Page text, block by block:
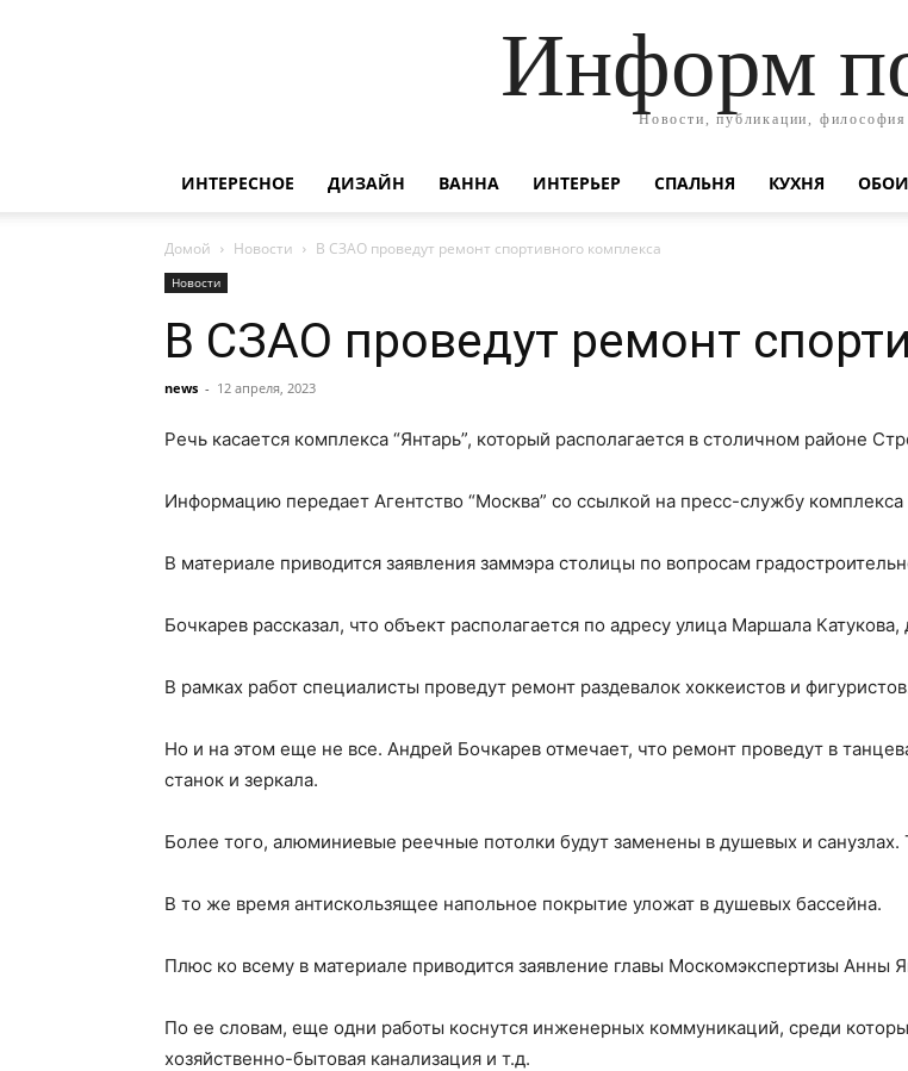
Информ
Новости, публикации,
ИНТЕРЕСНОЕ ДИЗАЙН ВАННА ИНТЕРЬЕР СПАЛЬНЯ КУХНЯ ОБОИ
Домой Новости В СЗАО проведут ремонт спортивного комплекса
Новости
В СЗАО проведут ремонт
news - 12 апреля, 2023
Речь касается комплекса “Янтарь”, который располагается в столичном районе
Информацию передает Агентство “Москва” со ссылкой на пресс-службу
В материале приводится заявления заммэра столицы по вопросам
Бочкарев рассказал, что объект располагается по адресу улица Маршала Катукова,
В рамках работ специалисты проведут ремонт раздевалок хоккеистов и
Но и на этом еще не все. Андрей Бочкарев отмечает, что ремонт проведут в
станок и зеркала.
Более того, алюминиевые реечные потолки будут заменены в душевых и
В то же время антискользящее напольное покрытие уложат в душевых бассейна.
Плюс ко всему в материале приводится заявление главы Москомэкспертизы Анны
По ее словам, еще одни работы коснутся инженерных коммуникаций, среди
хозяйственно-бытовая канализация и т.д.